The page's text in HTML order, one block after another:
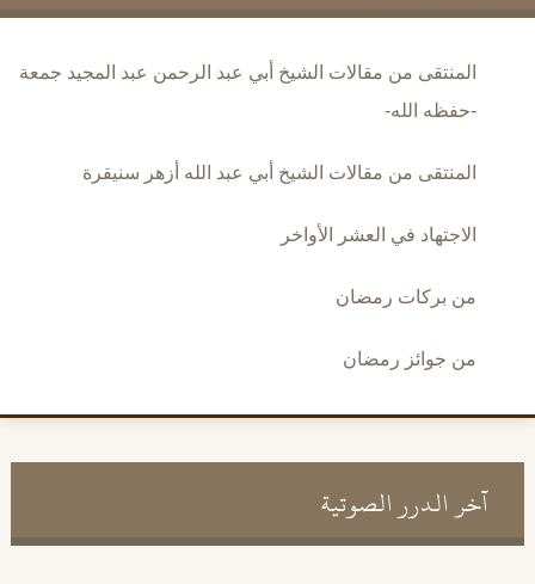
المنتقى من مقالات الشيخ أبي عبد الرحمن عبد المجيد جمعة
-حفظه الله-
المنتقى من مقالات الشيخ أبي عبد الله أزهر سنيقرة
الاجتهاد في العشر الأواخر
من بركات رمضان
من جوائز رمضان
آخر الدرر الصوتية